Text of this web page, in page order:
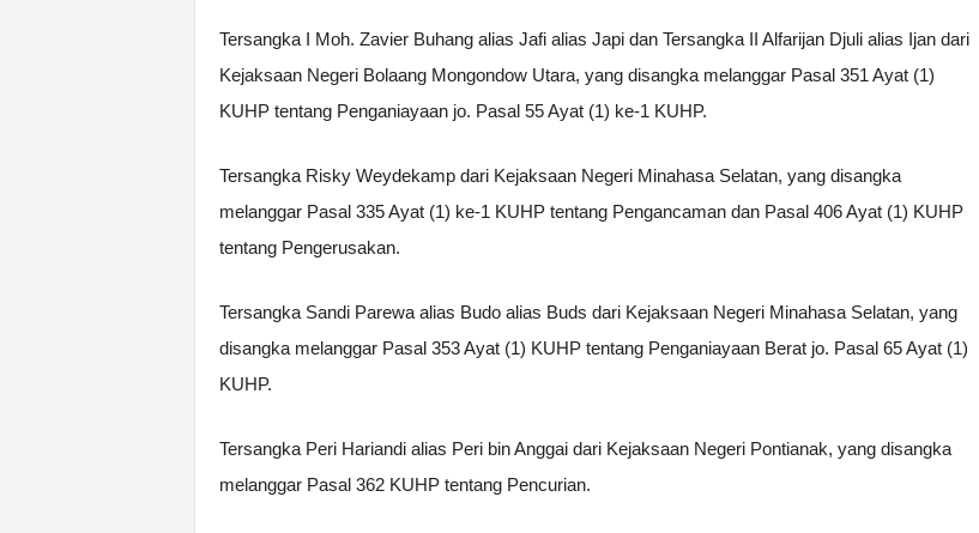
Tersangka I Moh. Zavier Buhang alias Jafi alias Japi dan Tersangka II Alfarijan Djuli alias Ijan dari
Kejaksaan Negeri Bolaang Mongondow Utara, yang disangka melanggar Pasal 351 Ayat (1)
KUHP tentang Penganiayaan jo. Pasal 55 Ayat (1) ke-1 KUHP.
Tersangka Risky Weydekamp dari Kejaksaan Negeri Minahasa Selatan, yang disangka
melanggar Pasal 335 Ayat (1) ke-1 KUHP tentang Pengancaman dan Pasal 406 Ayat (1) KUHP
tentang Pengerusakan.
Tersangka Sandi Parewa alias Budo alias Buds dari Kejaksaan Negeri Minahasa Selatan, yang
disangka melanggar Pasal 353 Ayat (1) KUHP tentang Penganiayaan Berat jo. Pasal 65 Ayat (1)
KUHP.
Tersangka Peri Hariandi alias Peri bin Anggai dari Kejaksaan Negeri Pontianak, yang disangka
melanggar Pasal 362 KUHP tentang Pencurian.